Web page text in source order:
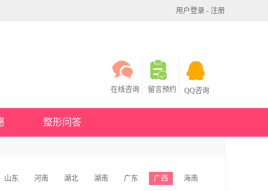
用户登录 - 注册
在线咨询 留言预约 QQ咨询
整形问答
山东 河南 湖北 湖南 广东 广西
海南